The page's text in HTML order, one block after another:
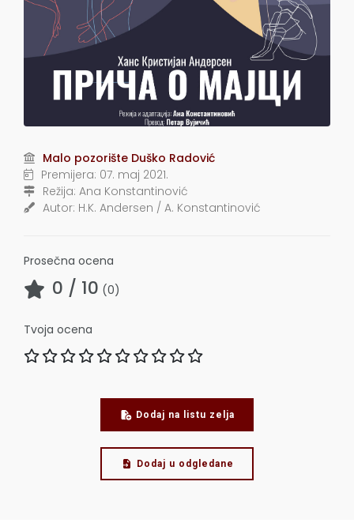
Malo pozorište Duško Radović
Premijera: 07. maj 2021.
Režija: Ana Konstantinović
Autor: H.K. Andersen / A. Konstantinović
Prosečna ocena
0 / 10 (0)
Tvoja ocena
Dodaj na listu zelja
Dodaj u odgledane